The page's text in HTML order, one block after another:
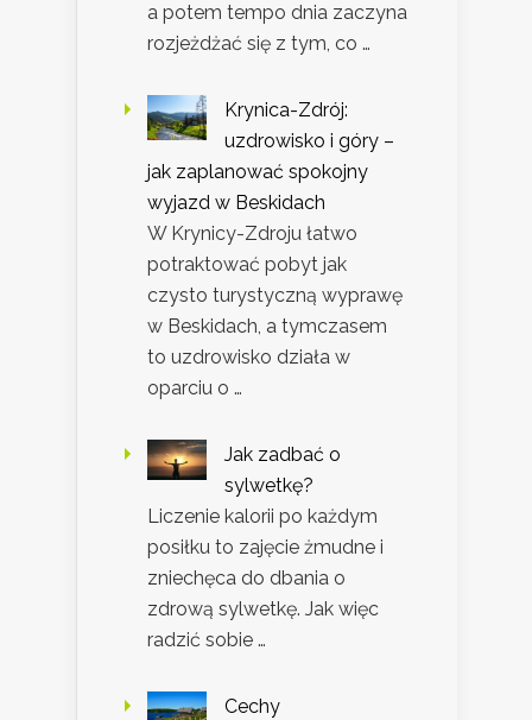
a potem tempo dnia zaczyna
rozjeżdżać się z tym, co …
Krynica-Zdrój:
uzdrowisko i góry –
jak zaplanować spokojny
wyjazd w Beskidach
W Krynicy-Zdroju łatwo
potraktować pobyt jak
czysto turystyczną wyprawę
w Beskidach, a tymczasem
to uzdrowisko działa w
oparciu o …
Jak zadbać o
sylwetkę?
Liczenie kalorii po każdym
posiłku to zajęcie żmudne i
zniechęca do dbania o
zdrową sylwetkę. Jak więc
radzić sobie …
Cechy